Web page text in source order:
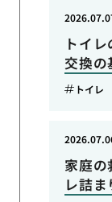
トイ
交換の
トイレ
家庭の
レ詰